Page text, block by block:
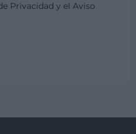
Privacidad y el Aviso